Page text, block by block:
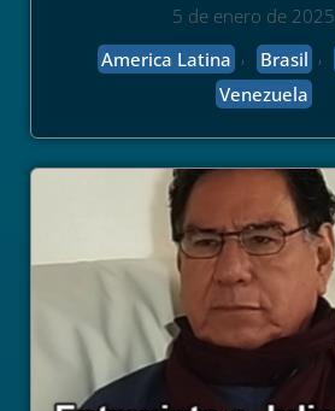
5 de enero de 2025
America Latina , Brasil ,
Venezuela